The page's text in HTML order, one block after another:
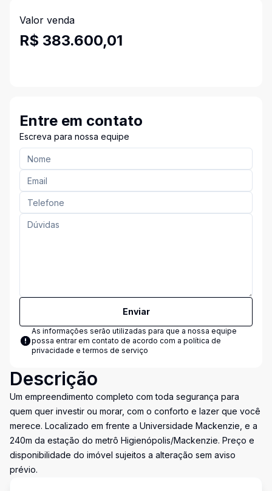
Valor venda
R$ 383.600,01
Entre em contato
Escreva para nossa equipe
Enviar
As informações serão utilizadas para que a nossa equipe
possa entrar em contato de acordo com a política de
privacidade e termos de serviço
Descrição
Um empreendimento completo com toda segurança para
quem quer investir ou morar, com o conforto e lazer que você
merece. Localizado em frente a Universidade Mackenzie, e a
240m da estação do metrô Higienópolis/Mackenzie. Preço e
disponibilidade do imóvel sujeitos a alteração sem aviso
prévio.